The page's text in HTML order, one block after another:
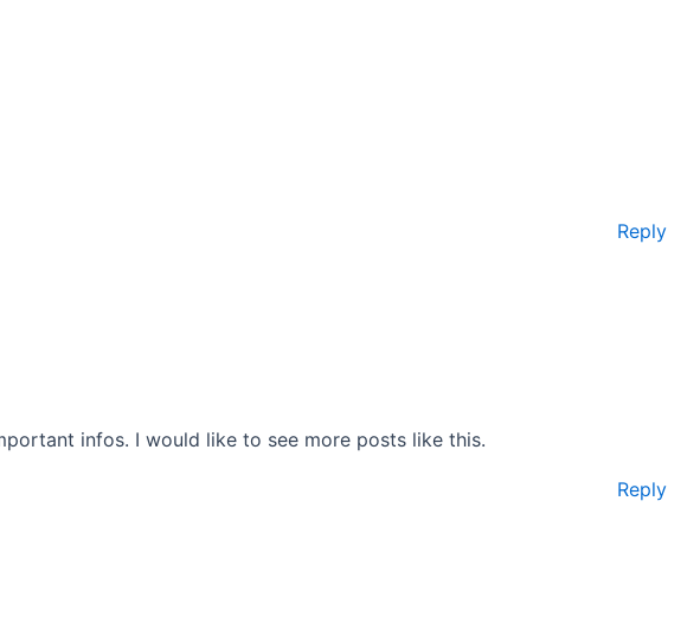
Reply
infos. I would like to see more posts like this.
Reply